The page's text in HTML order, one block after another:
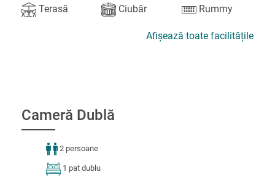
Terasă
Ciubăr
Rummy
Afișează toate facilitățile
Cameră Dublă
2 persoane
1 pat dublu